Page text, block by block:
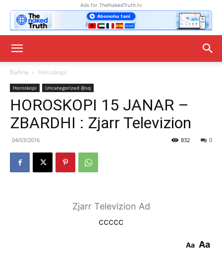
Ads for TheNakedTruth.tv
Ballina Horoskopi
Horoskopi Uncategorized @sq
HOROSKOPI 15 JANAR –
ZBARDHI : Zjarr Televizion
04/03/2016 0
832
Zjarr Televizion Ad
ccccc
Aa Aa